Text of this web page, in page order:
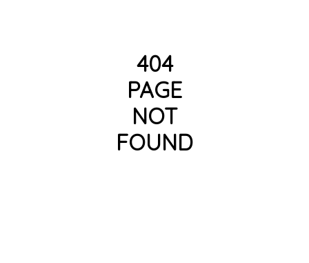
404
PAGE
NOT
FOUND